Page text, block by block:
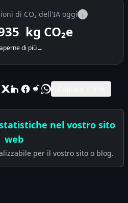
di CO₂ dell'IA oggi i
kg CO₂e
di più→
nel vostro sito
web
per il vostro sito o blog.